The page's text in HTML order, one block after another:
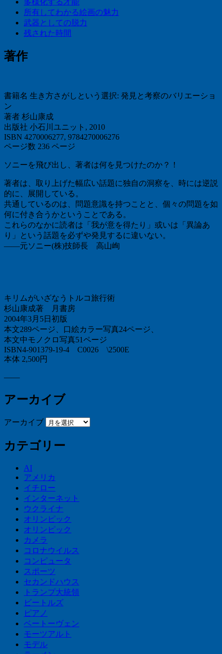
所有してわかる絵画の魅力
武器としての脱力
残された時間
著作
書籍名 生き方さがしという選択: 発見と考察のバリエーショ
ン
著者 杉山康成
出版社 小石川ユニット, 2010
ISBN 4270006277, 9784270006276
ページ数 236 ページ
ソニーを飛び出し、著者は何を見つけたのか？！
著者は、取り上げた幅広い話題に独自の洞察を、時には逆説
的に、展開している。
共通しているのは、問題意識を持つことと、個々の問題を如
何に付き合うかということである。
これらのなかに読者は「我が意を得たり」或いは「異論あ
り」という話題を必ずや発見するに違いない。
――元ソニー(株)技師長 高山峋
キリムがいざなうトルコ旅行術
杉山康成著 月書房
2004年3月5日初版
本文289ページ、口絵カラー写真24ページ、
本文中モノクロ写真51ページ
ISBN4-901379-19-4 C0026 \2500E
本体 2,500円
——
アーカイブ
アーカイブ
カテゴリー
AI
アメリカ
イチロー
インターネット
ウクライナ
オリンピック
オリンピック
カメラ
コロナウイルス
コンピュータ
スポーツ
セカンドハウス
トランプ大統領
ビートルズ
ピアノ
ベートーヴェン
モーツアルト
モデル